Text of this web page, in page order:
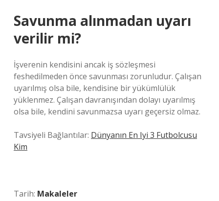
Savunma alınmadan uyarı
verilir mi?
İşverenin kendisini ancak iş sözleşmesi
feshedilmeden önce savunması zorunludur. Çalışan
uyarılmış olsa bile, kendisine bir yükümlülük
yüklenmez. Çalışan davranışından dolayı uyarılmış
olsa bile, kendini savunmazsa uyarı geçersiz olmaz.
Tavsiyeli Bağlantılar: Dünyanın En Iyi 3 Futbolcusu
Kim
Tarih: Makaleler